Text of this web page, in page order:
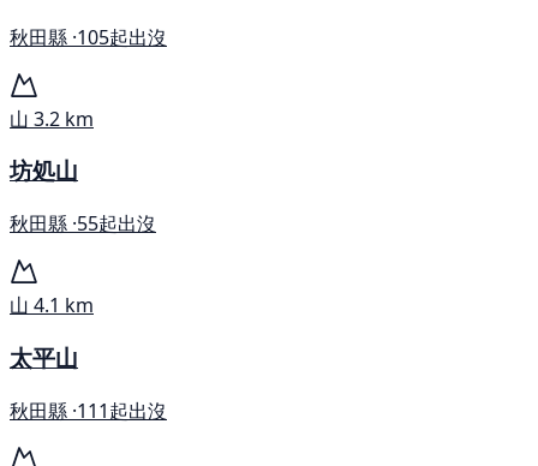
秋田縣 ·105起出沒
山 3.2 km
坊処山
秋田縣 ·55起出沒
山 4.1 km
太平山
秋田縣 ·111起出沒